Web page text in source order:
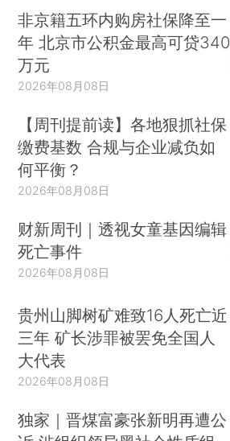
非京籍五环内购房社保降至一
年 北京市公积金最高可贷340
万元
2026年08月08日
【周刊提前读】各地狠抓社保
缴费基数 合规与企业减负如
何平衡？
2026年08月08日
财新周刊｜透视女童基因编辑
死亡事件
2026年08月08日
贵州山脚树矿难致16人死亡近
三年 矿长涉罪被罢免全国人
大代表
2026年08月08日
独家｜晋煤富豪张新明再遭公